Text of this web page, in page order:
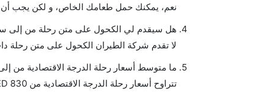
نعم، يمكنك حمل طعامك الخاص، و لكن يجب أن
هل سيقدم لي الكحول على متن رحلة من إلى
لا تقدم شركة الطيران الكحول على متن رحلة
ما متوسط أسعار رحلة الدرجة الاقتصادية من
تتراوح أسعار رحلة الدرجة الاقتصادية من AED 830 إلى AED 0. يوفرون تذاكر في هذا النطاق من الأسعار.